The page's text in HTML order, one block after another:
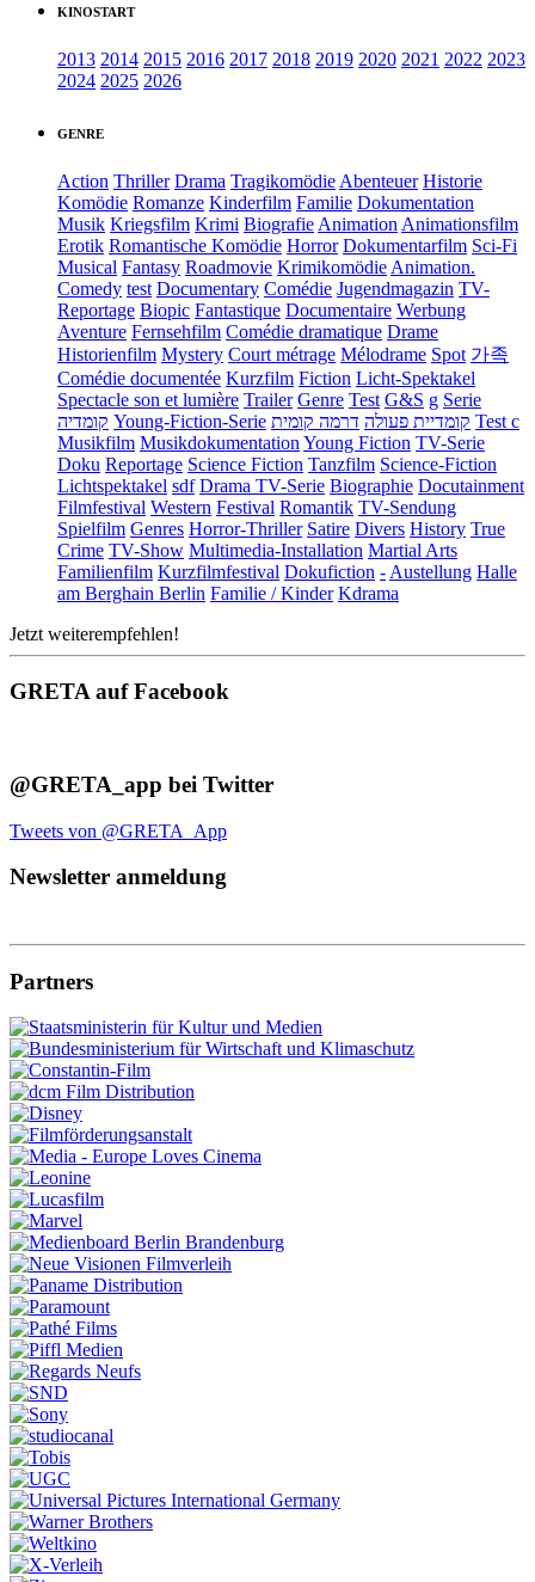
KINOSTART
2013 2014 2015 2016 2017 2018 2019 2020 2021 2022 2023
2024 2025 2026
GENRE
Action Thriller Drama Tragikomödie Abenteuer Historie
Komödie Romanze Kinderfilm Familie Dokumentation
Musik Kriegsfilm Krimi Biografie Animation Animationsfilm
Erotik Romantische Komödie Horror Dokumentarfilm Sci-Fi
Musical Fantasy Roadmovie Krimikomödie Animation.
Comedy test Documentary Comédie Jugendmagazin TV-
Reportage Biopic Fantastique Documentaire Werbung
Aventure Fernsehfilm Comédie dramatique Drame
Historienfilm Mystery Court métrage Mélodrame Spot 가족
Comédie documentée Kurzfilm Fiction Licht-Spektakel
Spectacle son et lumière Trailer Genre Test G&S g Serie
קומדיה Young-Fiction-Serie קומדיית פעולה דרמה קומית
Test c
Musikfilm Musikdokumentation Young Fiction TV-Serie
Doku Reportage Science Fiction Tanzfilm Science-Fiction
Lichtspektakel sdf Drama TV-Serie Biographie Docutainment
Filmfestival Western Festival Romantik TV-Sendung
Spielfilm Genres Horror-Thriller Satire Divers History True
Crime TV-Show Multimedia-Installation Martial Arts
Familienfilm Kurzfilmfestival Dokufiction - Austellung Halle
am Berghain Berlin Familie / Kinder Kdrama
Jetzt weiterempfehlen!
GRETA auf Facebook
@GRETA_app bei Twitter
Tweets von @GRETA_App
Newsletter anmeldung
Partners